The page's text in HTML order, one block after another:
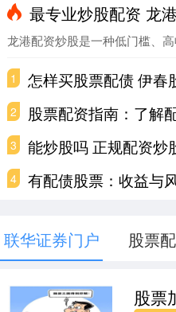
最专业炒股配资 龙港配资炒股：低
龙港配资炒股是一种低门槛、
1 怎样买股票配债 伊春股票配资：助
2 股票配资指南：了解
3 能炒股吗 正规配资炒股常见疑问解
4 有配债股票：收益与风险
联华证券门户 股票